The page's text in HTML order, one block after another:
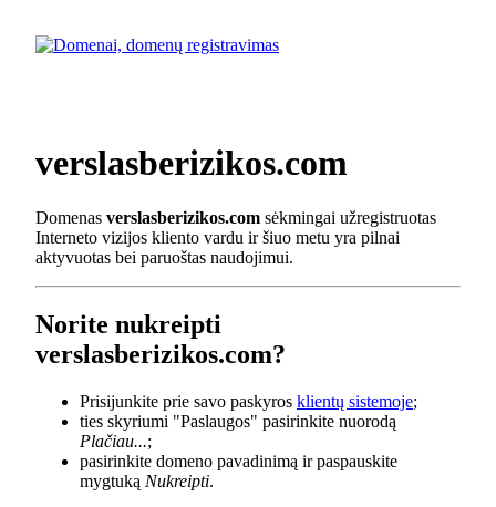
verslasberizikos.com
Domenas verslasberizikos.com sėkmingai užregistruotas
Interneto vizijos kliento vardu ir šiuo metu yra pilnai
aktyvuotas bei paruoštas naudojimui.
Norite nukreipti
verslasberizikos.com?
Prisijunkite prie savo paskyros klientų sistemoje;
ties skyriumi "Paslaugos" pasirinkite nuorodą
Plačiau...;
pasirinkite domeno pavadinimą ir paspauskite
mygtuką Nukreipti.